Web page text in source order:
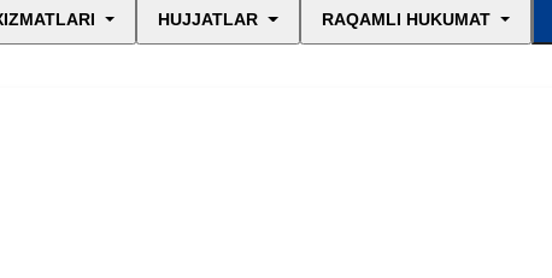
HUJJATLAR RAQAMLI HUKUMAT